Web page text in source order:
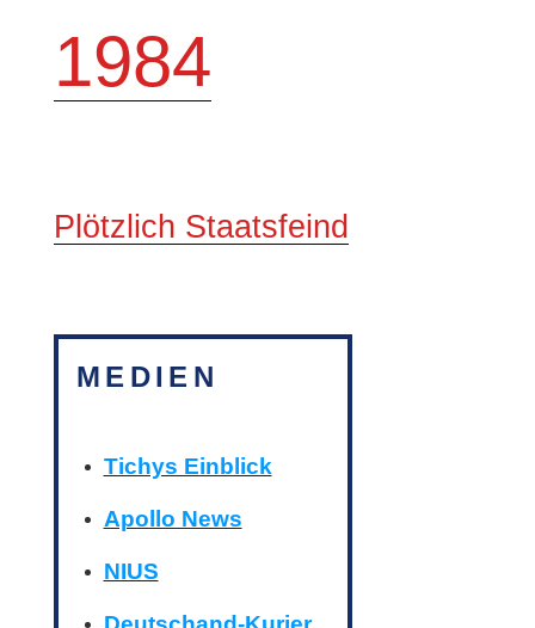
1984
Plötzlich Staatsfeind
MEDIEN
Tichys Einblick
Apollo News
NIUS